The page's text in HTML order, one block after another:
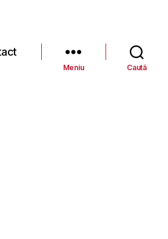
Meniu Caută